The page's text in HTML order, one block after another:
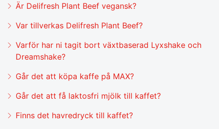
Är Delifresh Plant Beef vegansk?
Var tillverkas Delifresh Plant Beef?
Varför har ni tagit bort växtbaserad Lyxshake och
Dreamshake?
Går det att köpa kaffe på MAX?
Går det att få laktosfri mjölk till kaffet?
Finns det havredryck till kaffet?